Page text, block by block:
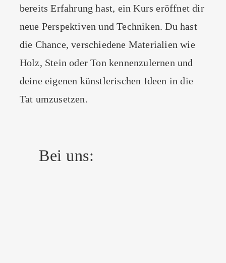
bereits Erfahrung hast, ein Kurs eröffnet dir
neue Perspektiven und Techniken. Du hast
die Chance, verschiedene Materialien wie
Holz, Stein oder Ton kennenzulernen und
deine eigenen künstlerischen Ideen in die
Tat umzusetzen.
Bei uns: